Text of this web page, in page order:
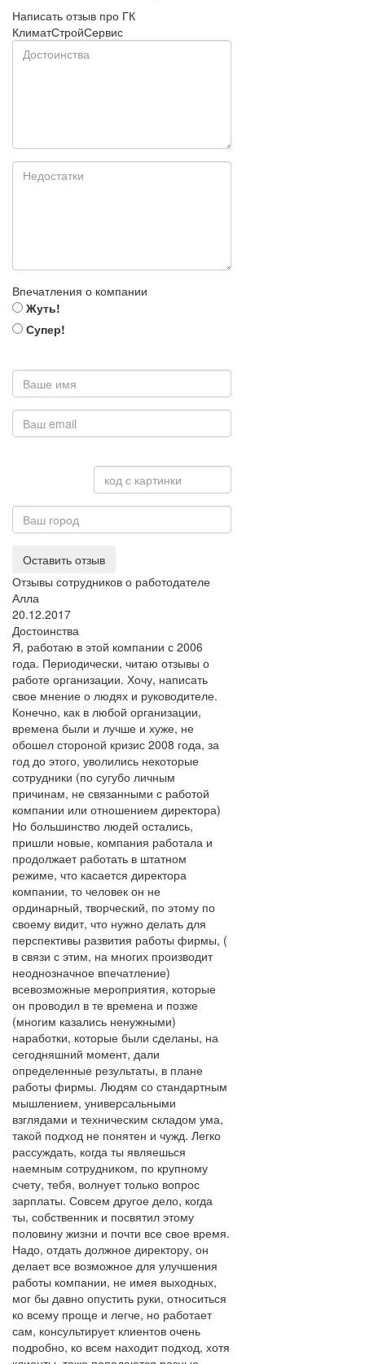
Написать отзыв про ГК
КлиматСтройСервис
Впечатления о компании
Жуть!
Супер!
Оставить отзыв
Отзывы сотрудников о работодателе
Алла
20.12.2017
Достоинства
Я, работаю в этой компании с 2006
года. Периодически, читаю отзывы о
работе организации. Хочу, написать
свое мнение о людях и руководителе.
Конечно, как в любой организации,
времена были и лучше и хуже, не
обошел стороной кризис 2008 года, за
год до этого, уволились некоторые
сотрудники (по сугубо личным
причинам, не связанными с работой
компании или отношением директора)
Но большинство людей остались,
пришли новые, компания работала и
продолжает работать в штатном
режиме, что касается директора
компании, то человек он не
ординарный, творческий, по этому по
своему видит, что нужно делать для
перспективы развития работы фирмы, (
в связи с этим, на многих производит
неоднозначное впечатление)
всевозможные мероприятия, которые
он проводил в те времена и позже
(многим казались ненужными)
наработки, которые были сделаны, на
сегодняшний момент, дали
определенные результаты, в плане
работы фирмы. Людям со стандартным
мышлением, универсальными
взглядами и техническим складом ума,
такой подход не понятен и чужд. Легко
рассуждать, когда ты являешься
наемным сотрудником, по крупному
счету, тебя, волнует только вопрос
зарплаты. Совсем другое дело, когда
ты, собственник и посвятил этому
половину жизни и почти все свое время.
Надо, отдать должное директору, он
делает все возможное для улучшения
работы компании, не имея выходных,
мог бы давно опустить руки, относиться
ко всему проще и легче, но работает
сам, консультирует клиентов очень
подробно, ко всем находит подход, хотя